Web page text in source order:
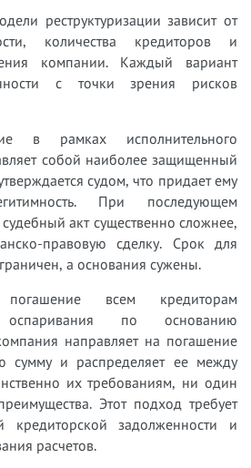
реструктуризации зависит от
количества кредиторов и
компании. Каждый вариант
с точки зрения рисков
в рамках исполнительного
собой наиболее защищенный
судом, что придает ему
При последующем
акт существенно сложнее,
правовую сделку. Срок для
а основания сужены.
погашение всем кредиторам
по основанию
направляет на погашение
сумму и распределяет ее между
их требованиям, ни один
Этот подход требует
кредиторской задолженности и
расчетов.